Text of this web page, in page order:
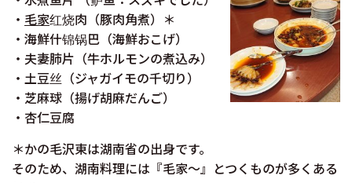
・ 毛家红烧肉（豚肉角煮）＊
・海鮮什锦锅巴（海鮮おこげ）
・夫妻肺片（牛ホルモンの煮込み）
・土豆丝（ジャガイモの千切り）
・芝麻球（揚げ胡麻だんご）
・杏仁豆腐
＊かの毛沢東は湖南省の出身です。
そのため、湖南料理には『毛家～』とつくものが多くある